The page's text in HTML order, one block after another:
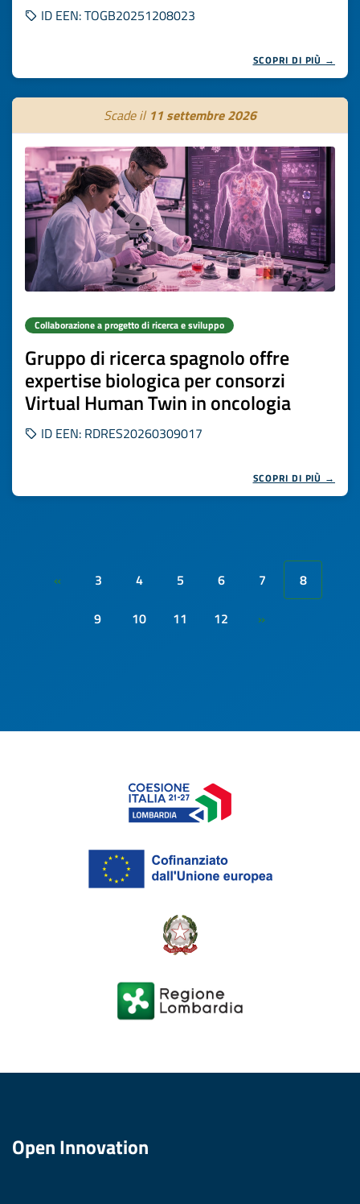
ID EEN: TOGB20251208023
SCOPRI DI PIÙ →
Scade il 11 settembre 2026
Collaborazione a progetto di ricerca e sviluppo
Gruppo di ricerca spagnolo offre
expertise biologica per consorzi
Virtual Human Twin in oncologia
ID EEN: RDRES20260309017
SCOPRI DI PIÙ →
« 3 4 5 6 7
8
9
10 11 12 »
Open Innovation